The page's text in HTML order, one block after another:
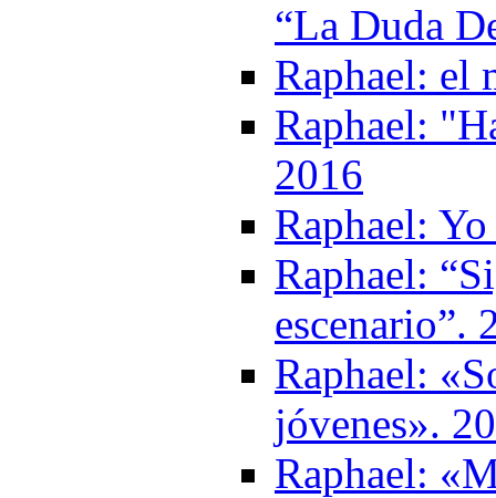
“La Duda
Raphael: el
Raphael:
2016
Raphael:
Raphael:
escenario”.
Raphael:
jóvenes».
Raphael: